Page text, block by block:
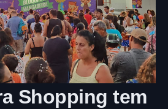
Shopping tem